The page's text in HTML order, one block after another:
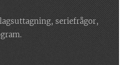
seriefrågor,